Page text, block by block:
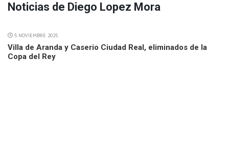
Noticias de Diego Lopez Mora
5 NOVIEMBRE 2025
Villa de Aranda y Caserio Ciudad Real, eliminados de la
Copa del Rey